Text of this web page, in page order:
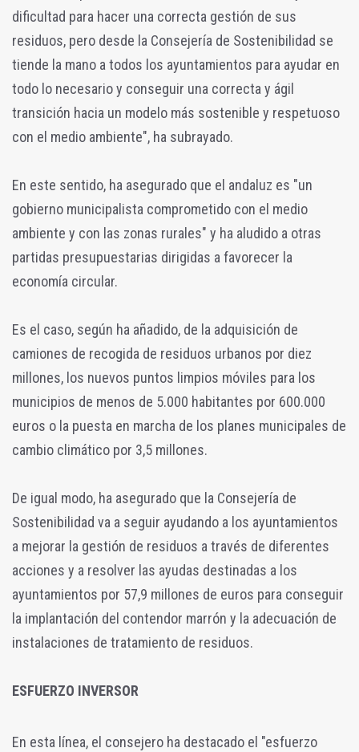
dificultad para hacer una correcta gestión de sus
residuos, pero desde la Consejería de Sostenibilidad se
tiende la mano a todos los ayuntamientos para ayudar en
todo lo necesario y conseguir una correcta y ágil
transición hacia un modelo más sostenible y respetuoso
con el medio ambiente", ha subrayado.
En este sentido, ha asegurado que el andaluz es "un
gobierno municipalista comprometido con el medio
ambiente y con las zonas rurales" y ha aludido a otras
partidas presupuestarias dirigidas a favorecer la
economía circular.
Es el caso, según ha añadido, de la adquisición de
camiones de recogida de residuos urbanos por diez
millones, los nuevos puntos limpios móviles para los
municipios de menos de 5.000 habitantes por 600.000
euros o la puesta en marcha de los planes municipales de
cambio climático por 3,5 millones.
De igual modo, ha asegurado que la Consejería de
Sostenibilidad va a seguir ayudando a los ayuntamientos
a mejorar la gestión de residuos a través de diferentes
acciones y a resolver las ayudas destinadas a los
ayuntamientos por 57,9 millones de euros para conseguir
la implantación del contendor marrón y la adecuación de
instalaciones de tratamiento de residuos.
ESFUERZO INVERSOR
En esta línea, el consejero ha destacado el "esfuerzo